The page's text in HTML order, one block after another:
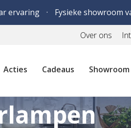
ervaring Fysieke showroom
Over ons
Acties Cadeaus Showroom